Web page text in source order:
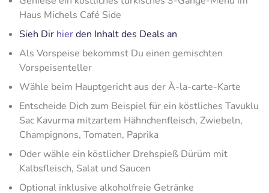
Haus Michels Café Side
Sieh Dir hierden Inhalt des Deals an
Als Vorspeise bekommst Du einen gemischten
Vorspeisenteller
Wähle beim Hauptgericht aus der À-la-carte-Karte
Entscheide Dich zum Beispiel für ein köstliches Tavuklu
Sac Kavurma mitzartem Hähnchenfleisch, Zwiebeln,
Champignons, Tomaten, Paprika
Oder wähle ein köstlicher Drehspieß Dürüm mit
Kalbsfleisch, Salat und Saucen
Optional inklusive alkoholfreie Getränke